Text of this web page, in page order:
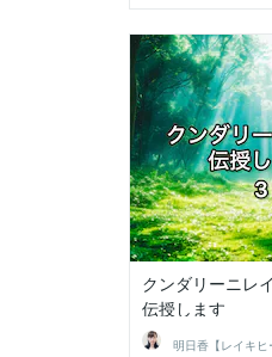
クンダリーニレ
伝授します